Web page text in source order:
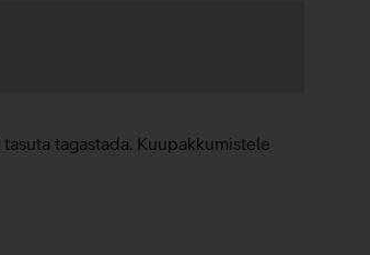
tasuta tagastada. Kuupakkumistele